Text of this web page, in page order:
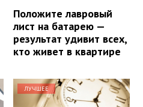
Положите лавровый
лист на батарею —
результат удивит всех,
кто живет в квартире
ЛУЧШЕЕ